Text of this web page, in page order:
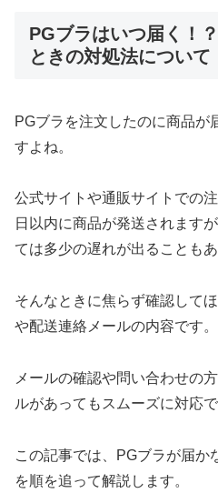
PGブラはいつ届く！
ときの対処法について
PGブラを注文したのに商品が
すよね。
公式サイトや通販サイトでの
日以内に商品が発送されます
ては多少の遅れが出ることもあ
そんなときに焦らず確認して
や配送連絡メールの内容です。
メールの確認や問い合わせの
ルがあってもスムーズに対応で
この記事では、PGブラが届か
を順を追って解説します。